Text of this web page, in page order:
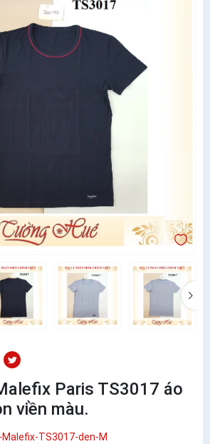
Paris TS3017 áo
viền màu.
TS3017-den-M